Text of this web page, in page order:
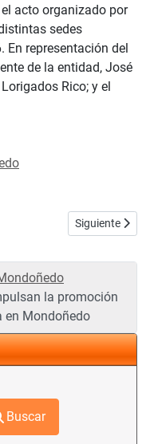
acto organizado por
sedes
representación del
de la entidad, José
Rico; y el
reúne a cientos de
Artículo
Siguiente
la promoción
en Mondoñedo
Buscar